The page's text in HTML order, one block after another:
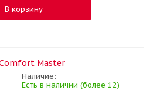
В корзину
Comfort Master
Наличие:
Есть в наличии (более 12)